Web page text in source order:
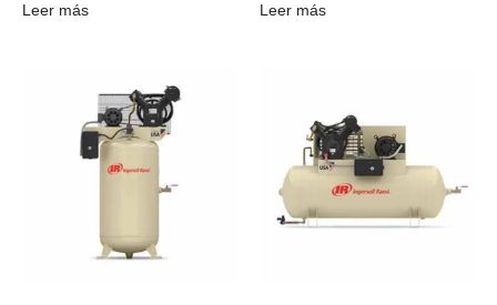
Leer más Leer más